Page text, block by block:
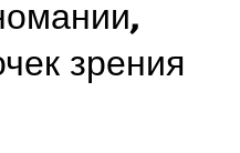
зрения